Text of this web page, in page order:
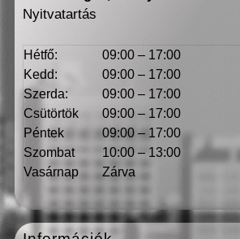
Nyitvatartás
Hétfő:
09:00 – 17:00
Kedd:
09:00 – 17:00
Szerda:
09:00 – 17:00
Csütörtök
09:00 – 17:00
Péntek
09:00 – 17:00
Szombat
10:00 – 13:00
Vasárnap
Zárva